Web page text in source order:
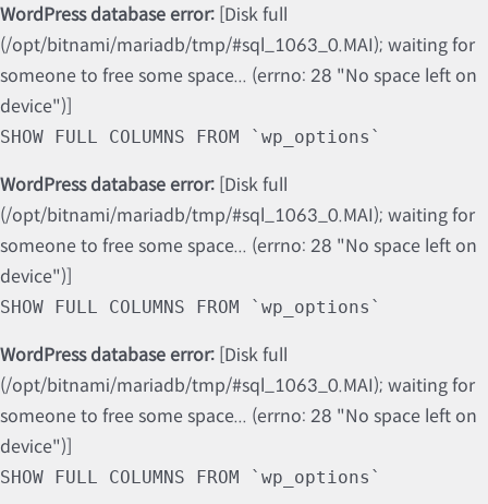
WordPress database error: [Disk full
(/opt/bitnami/mariadb/tmp/#sql_1063_0.MAI); waiting for
someone to free some space... (errno: 28 "No space left on
device")]
SHOW FULL COLUMNS FROM `wp_options`
WordPress database error: [Disk full
(/opt/bitnami/mariadb/tmp/#sql_1063_0.MAI); waiting for
someone to free some space... (errno: 28 "No space left on
device")]
SHOW FULL COLUMNS FROM `wp_options`
WordPress database error: [Disk full
(/opt/bitnami/mariadb/tmp/#sql_1063_0.MAI); waiting for
someone to free some space... (errno: 28 "No space left on
device")]
SHOW FULL COLUMNS FROM `wp_options`